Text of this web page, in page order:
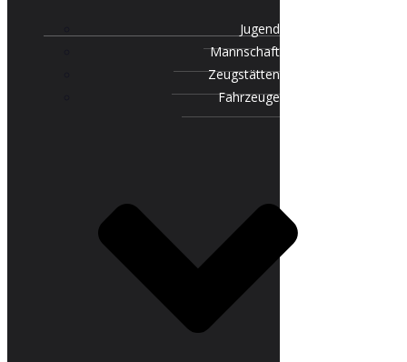
Jugend
Mannschaft
Zeugstätten
Fahrzeuge